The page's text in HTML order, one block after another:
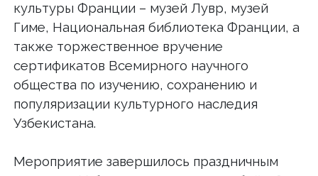
культуры Франции – музей Лувр, музей
Гиме, Национальная библиотека Франции, а
также торжественное вручение
сертификатов Всемирного научного
общества по изучению, сохранению и
популяризации культурного наследия
Узбекистана.
Мероприятие завершилось праздничным